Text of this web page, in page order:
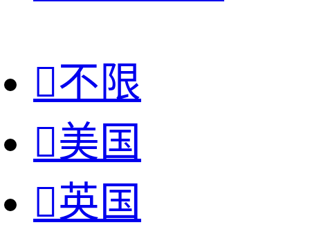
不限
美国
英国